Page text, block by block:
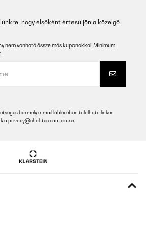
hogy elsőként értesüljön a közelgő
nem vonható össze más kuponokkal. Minimum
bármely e-mail láblécében található linken
a privacy@chal-tec.com címre.